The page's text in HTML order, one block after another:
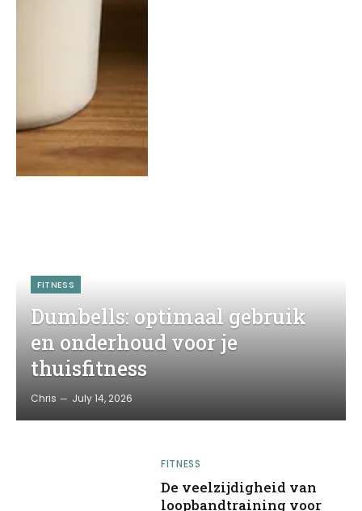
FITNESS
Dumbells: optimaal gebruik
en onderhoud voor je
thuisfitness
Chris July 14, 2026
FITNESS
De veelzijdigheid van
loopbandtraining voor